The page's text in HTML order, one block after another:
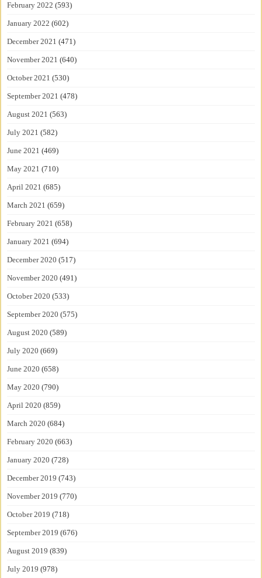
February 2022 (593)
January 2022 (602)
December 2021 (471)
November 2021 (640)
October 2021 (530)
September 2021 (478)
August 2021 (563)
July 2021 (582)
June 2021 (469)
May 2021 (710)
April 2021 (685)
March 2021 (659)
February 2021 (658)
January 2021 (694)
December 2020 (517)
November 2020 (491)
October 2020 (533)
September 2020 (575)
August 2020 (589)
July 2020 (669)
June 2020 (658)
May 2020 (790)
April 2020 (859)
March 2020 (684)
February 2020 (663)
January 2020 (728)
December 2019 (743)
November 2019 (770)
October 2019 (718)
September 2019 (676)
August 2019 (839)
July 2019 (978)